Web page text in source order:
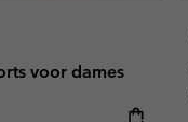
voor dames